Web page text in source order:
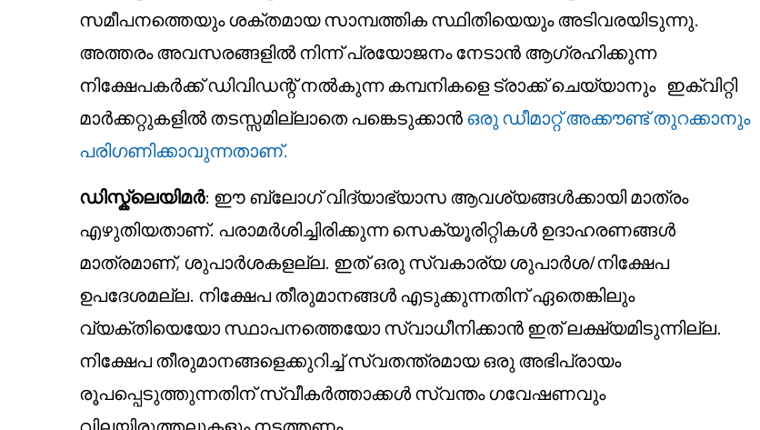
സമീപനത്തെയും ശക്തമായ സാമ്പത്തിക സ്ഥിതിയെയും അടിവരയിടുന്നു.
അത്തരം അവസരങ്ങളിൽ നിന്ന് പ്രയോജനം നേടാൻ ആഗ്രഹിക്കുന്ന
നിക്ഷേപകർക്ക് ഡിവിഡന്റ് നൽകുന്ന കമ്പനികളെ ട്രാക്ക് ചെയ്യാനും ഇക്വിറ്റി
മാർക്കറ്റുകളിൽ തടസ്സമില്ലാതെ പങ്കെടുക്കാൻ ഒരു ഡീമാറ്റ് അക്കൗണ്ട് തുറക്കാനും
പരിഗണിക്കാവുന്നതാണ്.
ഡിസ്ക്ലെയിമർ: ഈ ബ്ലോഗ് വിദ്യാഭ്യാസ ആവശ്യങ്ങൾക്കായി മാത്രം
എഴുതിയതാണ്. പരാമർശിച്ചിരിക്കുന്ന സെക്യൂരിറ്റികൾ ഉദാഹരണങ്ങൾ
മാത്രമാണ്, ശുപാർശകളല്ല. ഇത് ഒരു സ്വകാര്യ ശുപാർശ/നിക്ഷേപ
ഉപദേശമല്ല. നിക്ഷേപ തീരുമാനങ്ങൾ എടുക്കുന്നതിന് ഏതെങ്കിലും
വ്യക്തിയെയോ സ്ഥാപനത്തെയോ സ്വാധീനിക്കാൻ ഇത് ലക്ഷ്യമിടുന്നില്ല.
നിക്ഷേപ തീരുമാനങ്ങളെക്കുറിച്ച് സ്വതന്ത്രമായ ഒരു അഭിപ്രായം
രൂപപ്പെടുത്തുന്നതിന് സ്വീകർത്താക്കൾ സ്വന്തം ഗവേഷണവും
വിലയിരുത്തലുകളും നടത്തണം.